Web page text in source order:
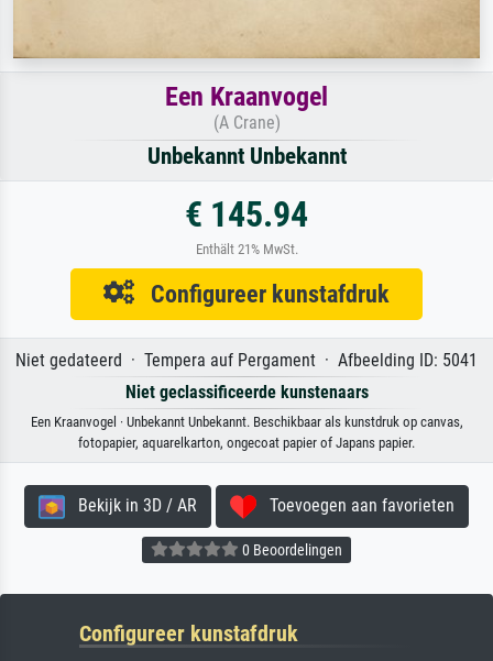
Een Kraanvogel
(A Crane)
Unbekannt Unbekannt
€ 145.94
Enthält 21% MwSt.
Configureer kunstafdruk
Niet gedateerd · Tempera auf Pergament · Afbeelding ID: 5041
Niet geclassificeerde kunstenaars
Een Kraanvogel · Unbekannt Unbekannt. Beschikbaar als kunstdruk op canvas,
fotopapier, aquarelkarton, ongecoat papier of Japans papier.
Bekijk in 3D / AR Toevoegen aan favorieten
0 Beoordelingen
Configureer kunstafdruk